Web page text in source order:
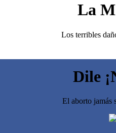
La
Los terribles
Dile
El aborto jamás